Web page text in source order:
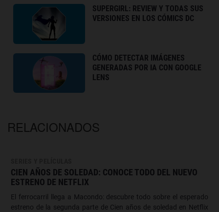
SUPERGIRL: REVIEW Y TODAS SUS
VERSIONES EN LOS CÓMICS DC
CÓMO DETECTAR IMÁGENES
GENERADAS POR IA CON GOOGLE
LENS
RELACIONADOS
CIEN AÑOS DE SOLEDAD: CONOCE TODO DEL NUEVO
ESTRENO DE NETFLIX
El ferrocarril llega a Macondo: descubre todo sobre el esperado
estreno de la segunda parte de Cien años de soledad en Netflix